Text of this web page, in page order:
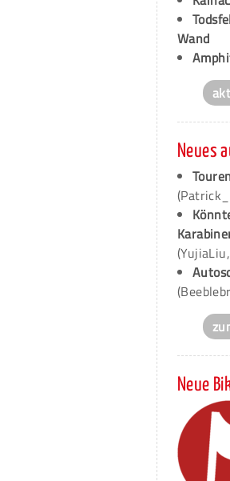
Wand
Neues
Neue